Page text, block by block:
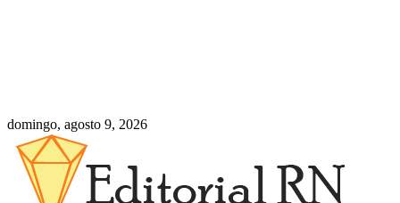
domingo, agosto 9, 2026